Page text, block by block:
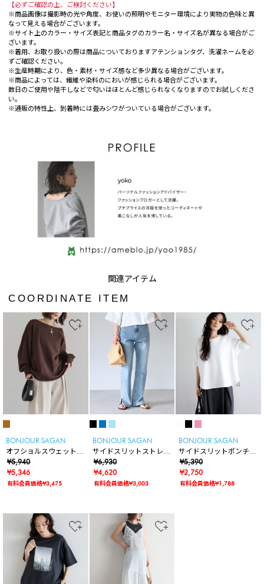
【必ずご確認の上、ご検討ください】
※商品画像は撮影時の光や角度、お使いの照明やモニター環境により実物の色味と異
なって見える場合がございます。
※サイト上のカラー・サイズ表記と商品タグのカラー名・サイズ名が異なる場合がご
ざいます。
※着用、お取り扱いの際は商品についておりますアテンションタグ、洗濯ネームを必
ずご確認ください。
※生産時期により、色・素材・サイズ感など多少異なる場合がございます。
※商品によっては、繊維や染料のにおいが感じられる場合がございます。
数日のご使用や陰干しなどで匂いはほとんど感じられなくなりますのでお試しくださ
い。
※通販の特性上、到着時には畳みシワがついている場合がございます。
COORDINATE ITEM
BONJOUR SAGAN
オフショルスウェットプ
ルオーバー
¥5,940
¥5,346
有料会員価格¥3,475
BONJOUR SAGAN
サイドスリットストレー
トデニム
¥6,930
¥4,620
有料会員価格¥3,003
BONJOUR SAGAN
サイドスリットポンチT
シャツ
¥5,390
¥2,750
有料会員価格¥1,788